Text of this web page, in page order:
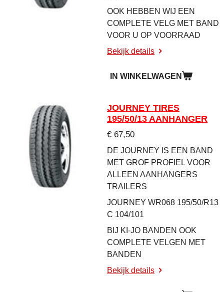
OOK HEBBEN WIJ EEN
COMPLETE VELG MET BAND
VOOR U OP VOORRAAD
Bekijk details
IN WINKELWAGEN
JOURNEY TIRES
195/50/13 AANHANGER
€ 67,50
DE JOURNEY IS EEN BAND
MET GROF PROFIEL VOOR
ALLEEN AANHANGERS
TRAILERS
JOURNEY WR068 195/50/R13
C 104/101
BIJ KI-JO BANDEN OOK
COMPLETE VELGEN MET
BANDEN
Bekijk details